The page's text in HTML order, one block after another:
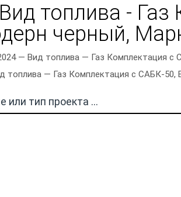
топлива -
черный,
— Вид топлива — Газ Комплектация с
топлива — Газ Комплектация с САБК-